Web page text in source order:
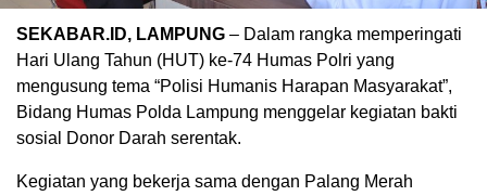
SEKABAR.ID, LAMPUNG – Dalam rangka memperingati
Hari Ulang Tahun (HUT) ke-74 Humas Polri yang
mengusung tema “Polisi Humanis Harapan Masyarakat”,
Bidang Humas Polda Lampung menggelar kegiatan bakti
sosial Donor Darah serentak.
Kegiatan yang bekerja sama dengan Palang Merah